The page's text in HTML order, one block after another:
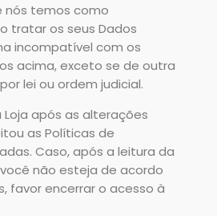
nós temos como
tratar os seus Dados
incompatível com os
acima, exceto se de outra
lei ou ordem judicial.
Loja após as alterações
as Políticas de
Caso, após a leitura da
não esteja de acordo
favor encerrar o acesso à